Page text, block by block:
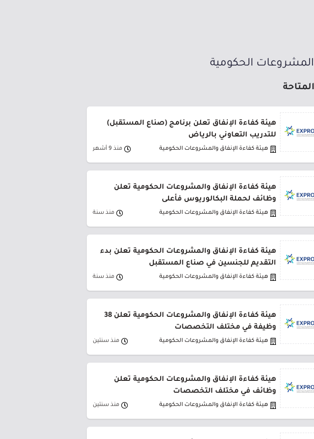
الحكومية
هيئة كفاءة الإنفاق تعلن برنامج (صناع المستقبل)
للتدريب التعاوني بالرياض
هيئة كفاءة الإنفاق والمشروعات الحكومية منذ 9 أشهر
هيئة كفاءة الإنفاق والمشروعات الحكومية تعلن
وظائف لحملة البكالوريوس فأعلى
هيئة كفاءة الإنفاق والمشروعات الحكومية منذ سنة
هيئة كفاءة الإنفاق والمشروعات الحكومية تعلن بدء
التقديم للجنسين في صناع المستقبل
هيئة كفاءة الإنفاق والمشروعات الحكومية منذ سنة
هيئة كفاءة الإنفاق والمشروعات الحكومية تعلن 38
وظيفة في مختلف التخصصات
هيئة كفاءة الإنفاق والمشروعات الحكومية منذ سنتين
هيئة كفاءة الإنفاق والمشروعات الحكومية تعلن
وظائف في مختلف التخصصات
هيئة كفاءة الإنفاق والمشروعات الحكومية منذ سنتين